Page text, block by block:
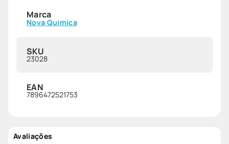
Marca
Nova Quimica
SKU
23028
EAN
7896472521753
Avaliações